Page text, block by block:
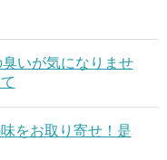
いが気になりませ
をお取り寄せ！是